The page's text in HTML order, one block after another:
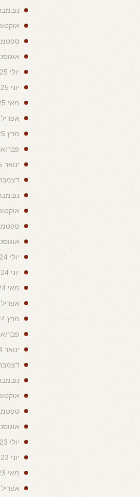
נובמבר
אוקטובר
ספטמבר
אוגוסט
יולי 2025
יוני 2025
מאי 2025
אפריל 2025
מרץ 2025
פברואר
ינואר 2025
דצמבר
נובמבר
אוקטובר
ספטמבר
אוגוסט
יולי 2024
יוני 2024
מאי 2024
אפריל 2024
מרץ 2024
פברואר
ינואר 2024
דצמבר
נובמבר
אוקטובר
ספטמבר
אוגוסט
יולי 2023
יוני 2023
מאי 2023
אפריל 2023